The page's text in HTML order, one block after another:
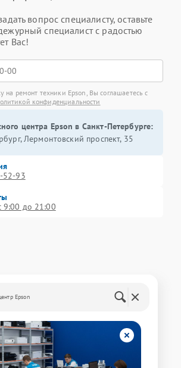
вопрос специалисту, оставьте
специалист с радостью
Вас!
на ремонт техники Epson, Вы соглашаетесь с
конфиденциальности
центра Epson в Санкт-Петербурге:
Лермонтовский проспект, 35
52-93
9:00 до 21:00
Epson